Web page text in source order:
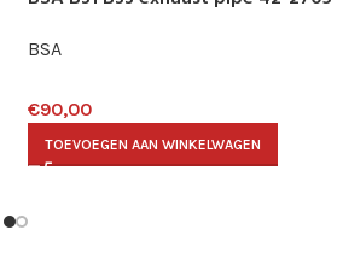
BSA
€90,00
TOEVOEGEN AAN WINKELWAGEN